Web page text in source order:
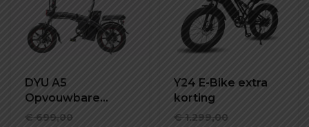
DYU A5
Opvouwbare
elektrische fiets
€699,00
Oorspronkelijke
Y24 E-Bike extra
korting
€1.299,00